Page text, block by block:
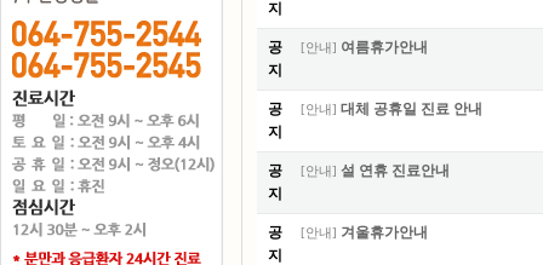
지
공
지
[안내] 여름휴가안내
공
지
[안내] 대체 공휴일 진료 안내
공
지
[안내] 설 연휴 진료안내
공
지
[안내] 겨울휴가안내